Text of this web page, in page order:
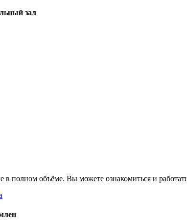
зал
в полном объёме. Вы можете ознакомиться и